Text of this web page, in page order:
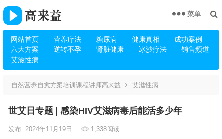
网站首页 营养疗法 糖尿病 健康真相
成功案例
六大方案
逆转不孕 肾脏健康 冰沙疗法
销售频道
艾滋性病
菜单
自然营养自愈方案培训课程讲师高来益 艾滋性病
世艾日专题 | 感染HIV艾滋病毒后能活多少年
发布: 2024年11月19日 1,338阅读